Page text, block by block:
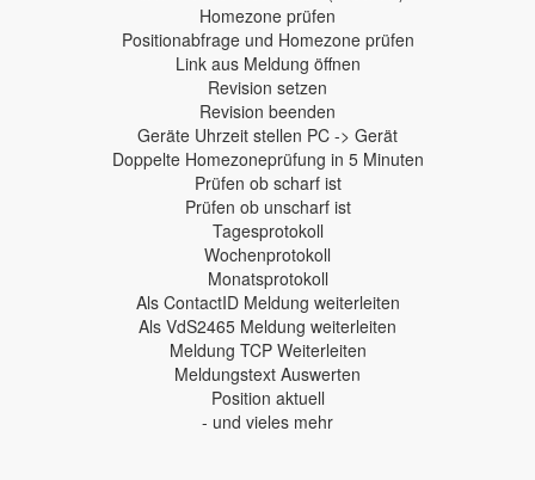
Homezone prüfen
Positionabfrage und Homezone prüfen
Link aus Meldung öffnen
Revision setzen
Revision beenden
Geräte Uhrzeit stellen PC -> Gerät
Doppelte Homezoneprüfung in 5 Minuten
Prüfen ob scharf ist
Prüfen ob unscharf ist
Tagesprotokoll
Wochenprotokoll
Monatsprotokoll
Als ContactID Meldung weiterleiten
Als VdS2465 Meldung weiterleiten
Meldung TCP Weiterleiten
Meldungstext Auswerten
Position aktuell
- und vieles mehr